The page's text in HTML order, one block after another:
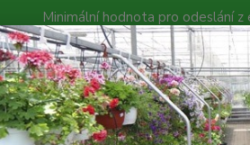
Minimální hodnota pro odeslání z
můžete čekat nejpozději v
Poradna Kontakty